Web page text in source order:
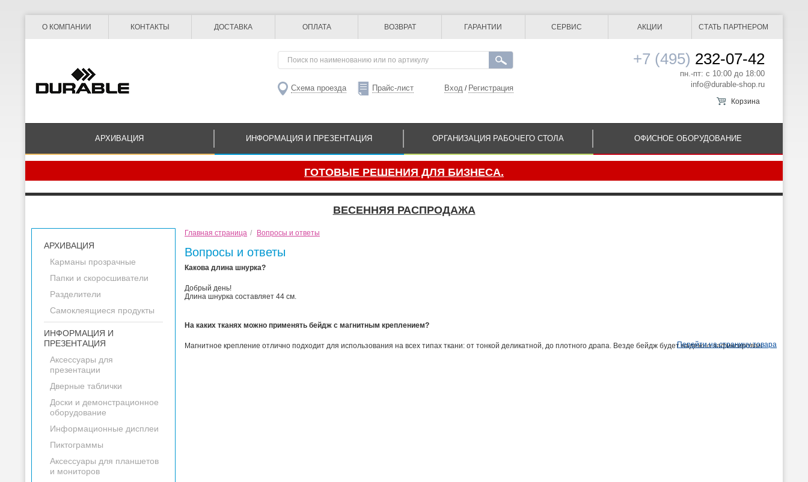
О КОМПАНИИ КОНТАКТЫ ДОСТАВКА ОПЛАТА ВОЗВРАТ ГАРАНТИИ СЕРВИС АКЦИИ СТАТЬ ПАРТНЕРОМ
Схема проезда Прайс-лист Вход / Регистрация
+7 (495) 232-07-42
пн.-пт: с 10:00 до 18:00
info@durable-shop.ru
Корзина
АРХИВАЦИЯ ИНФОРМАЦИЯ И ПРЕЗЕНТАЦИЯ ОРГАНИЗАЦИЯ РАБОЧЕГО СТОЛА ОФИСНОЕ ОБОРУДОВАНИЕ
ГОТОВЫЕ РЕШЕНИЯ ДЛЯ БИЗНЕСА.
ВЕСЕННЯЯ РАСПРОДАЖА
АРХИВАЦИЯ
Карманы прозрачные
Папки и скоросшиватели
Разделители
Самоклеящиеся продукты
ИНФОРМАЦИЯ И
ПРЕЗЕНТАЦИЯ
Аксессуары для
презентации
Дверные таблички
Доски и демонстрационное
оборудование
Информационные дисплеи
Пиктограммы
Аксессуары для планшетов
и мониторов
Главная страница / Вопросы и ответы
Вопросы и ответы
Какова длина шнурка?
Добрый день!
Длина шнурка составляет 44 см.
На каких тканях можно применять бейдж с магнитным креплением?
Магнитное крепление отлично подходит для использования на всех типах ткани: от тонкой деликатной, до плотного драпа. Везде бейдж будет надежно зафиксирован.
Перейти на страницу товара